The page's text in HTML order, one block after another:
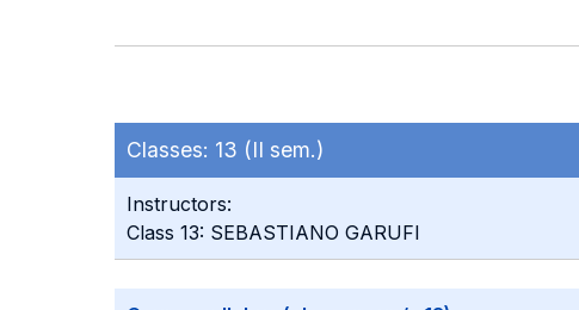
Classes: 13 (II sem.)
Instructors:
Class 13: SEBASTIANO GARUFI